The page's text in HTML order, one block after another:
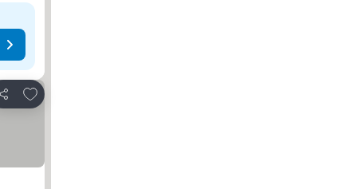
Κοινοποίηση
Προσθήκη στα αγαπημένα